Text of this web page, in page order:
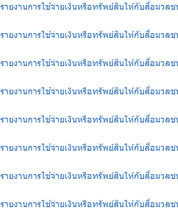
รายงานการใช้จ่ายเงินหรือทรัพย์สินให้กับสื่อมวล
รายงานการใช้จ่ายเงินหรือทรัพย์สินให้กับสื่อมวล
รายงานการใช้จ่ายเงินหรือทรัพย์สินให้กับสื่อมวล
รายงานการใช้จ่ายเงินหรือทรัพย์สินให้กับสื่อมวล
รายงานการใช้จ่ายเงินหรือทรัพย์สินให้กับสื่อมวล
รายงานการใช้จ่ายเงินหรือทรัพย์สินให้กับสื่อมวล
รายงานการใช้จ่ายเงินหรือทรัพย์สินให้กับสื่อมวล
รายงานการใช้จ่ายเงินหรือทรัพย์สินให้กับสื่อมวล